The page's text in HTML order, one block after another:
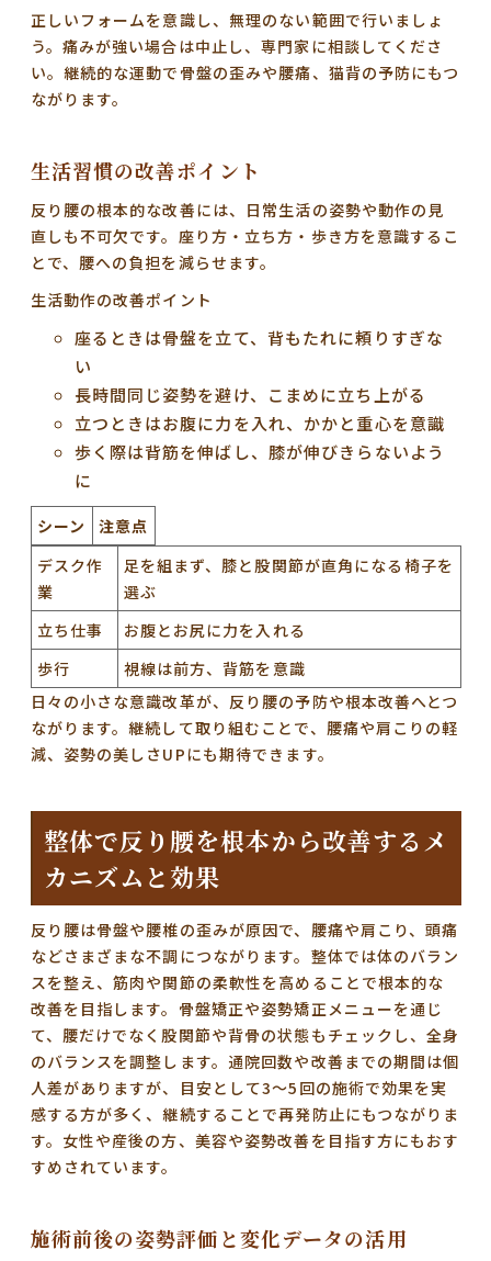
正しいフォームを意識し、無理のない範囲で行いましょ
う。痛みが強い場合は中止し、専門家に相談してくださ
い。継続的な運動で骨盤の歪みや腰痛、猫背の予防にもつ
ながります。
生活習慣の改善ポイント
反り腰の根本的な改善には、日常生活の姿勢や動作の見
直しも不可欠です。座り方・立ち方・歩き方を意識するこ
とで、腰への負担を減らせます。
生活動作の改善ポイント
座るときは骨盤を立て、背もたれに頼りすぎな
い
長時間同じ姿勢を避け、こまめに立ち上がる
立つときはお腹に力を入れ、かかと重心を意識
歩く際は背筋を伸ばし、膝が伸びきらないよう
に
シーン
注意点
デスク作
業
足を組まず、膝と股関節が直角になる椅子を
選ぶ
立ち仕事
お腹とお尻に力を入れる
歩行
視線は前方、背筋を意識
日々の小さな意識改革が、反り腰の予防や根本改善へとつ
ながります。継続して取り組むことで、腰痛や肩こりの軽
減、姿勢の美しさUPにも期待できます。
整体で反り腰を根本から改善するメ
カニズムと効果
反り腰は骨盤や腰椎の歪みが原因で、腰痛や肩こり、頭痛
などさまざまな不調につながります。整体では体のバラン
スを整え、筋肉や関節の柔軟性を高めることで根本的な
改善を目指します。骨盤矯正や姿勢矯正メニューを通じ
て、腰だけでなく股関節や背骨の状態もチェックし、全身
のバランスを調整します。通院回数や改善までの期間は個
人差がありますが、目安として3〜5回の施術で効果を実
感する方が多く、継続することで再発防止にもつながりま
す。女性や産後の方、美容や姿勢改善を目指す方にもおす
すめされています。
施術前後の姿勢評価と変化データの活用